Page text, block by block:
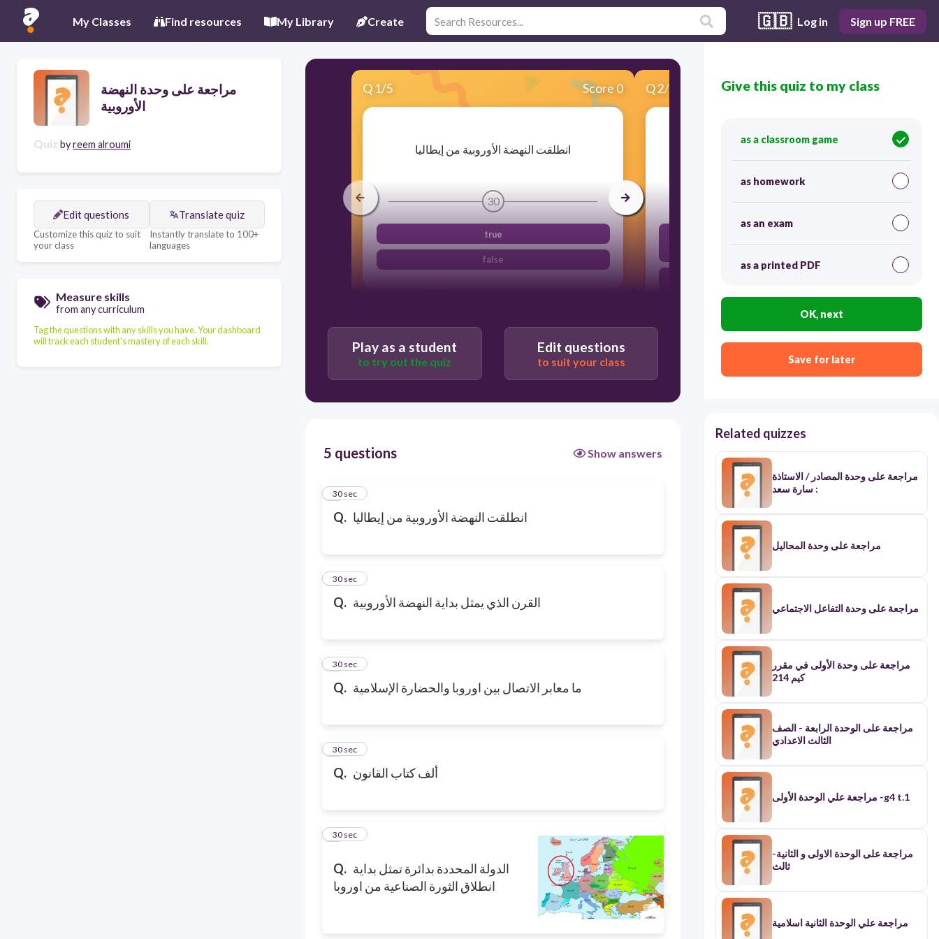
My Classes Find resources My Library Create 🇬🇧 Log in Sign up FREE
مراجعة على وحدة النهضة
الأوروبية
Quiz byreem alroumi
Edit questions
Customize this quiz to suit
your class
Translate quiz
Instantly translate to 100+
languages
Measure skills
from any curriculum
Tag the questions with any skills you have. Your dashboard
will track each student's mastery of each skill.
Q 1/5 Score 0
​انطلقت النهضة الأوروبية من إيطاليا
30
true
false
Q2/5 Score 0
30
التاسع عشر
السادس عشر
Play as a student
to try out the quiz
Edit questions
to suit your class
5 questions Show answers
Q. انطلقت النهضة الأوروبية من إيطاليا
1
30 sec
Q.
2
30 sec
Q. ما معابر الاتصال بين اوروبا والحضارة الإسلامية
3
30 sec
Q. ألف كتاب القانون
4
30 sec
Q. الدولة المحددة بدائرة تمثل بداية
انطلاق الثورة الصناعية من اوروبا
5
30 sec
Give this quiz to my class
as a classroom game
as homework
as an exam
as a printed PDF
OK, next
Save for later
Related quizzes
مراجعة على وحدة المصادر / الاستاذة
: سارة سعد
مراجعة على وحدة المحاليل
مراجعة على وحدة التفاعل الاجتماعي
مراجعة على وحدة الأولى في مقرر
كيم 214
مراجعة على الوحدة الرابعة - الصف
الثالث الاعدادي
مراجعة علي الوحدة الأولى -g4 t.1
مراجعة على الوحدة الاولى و الثانية-
ثالث
مراجعة علي الوحدة الثانية اسلامية